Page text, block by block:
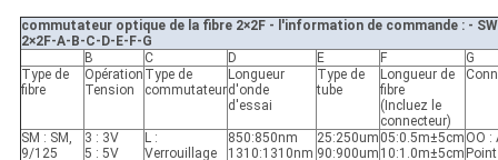
commutateur optique de la fibre 2×2F - l'information de commande : -
2×2F-A-B-C-D-E-F-G
B
C D E F
G
Type de
fibre
Opération
Tension
Type de
commutateur
Longueur
d'onde
d'essai
Type de
tube
Longueur de
fibre
(Incluez le
connecteur)
SM : SM,
9/125
3 : 3V
5 : 5V
L :
Verrouillage
850:850nm
1310:1310nm
25:250um
90:900um
05:0.5m±5cm
10:1.0m±5cm
OO :